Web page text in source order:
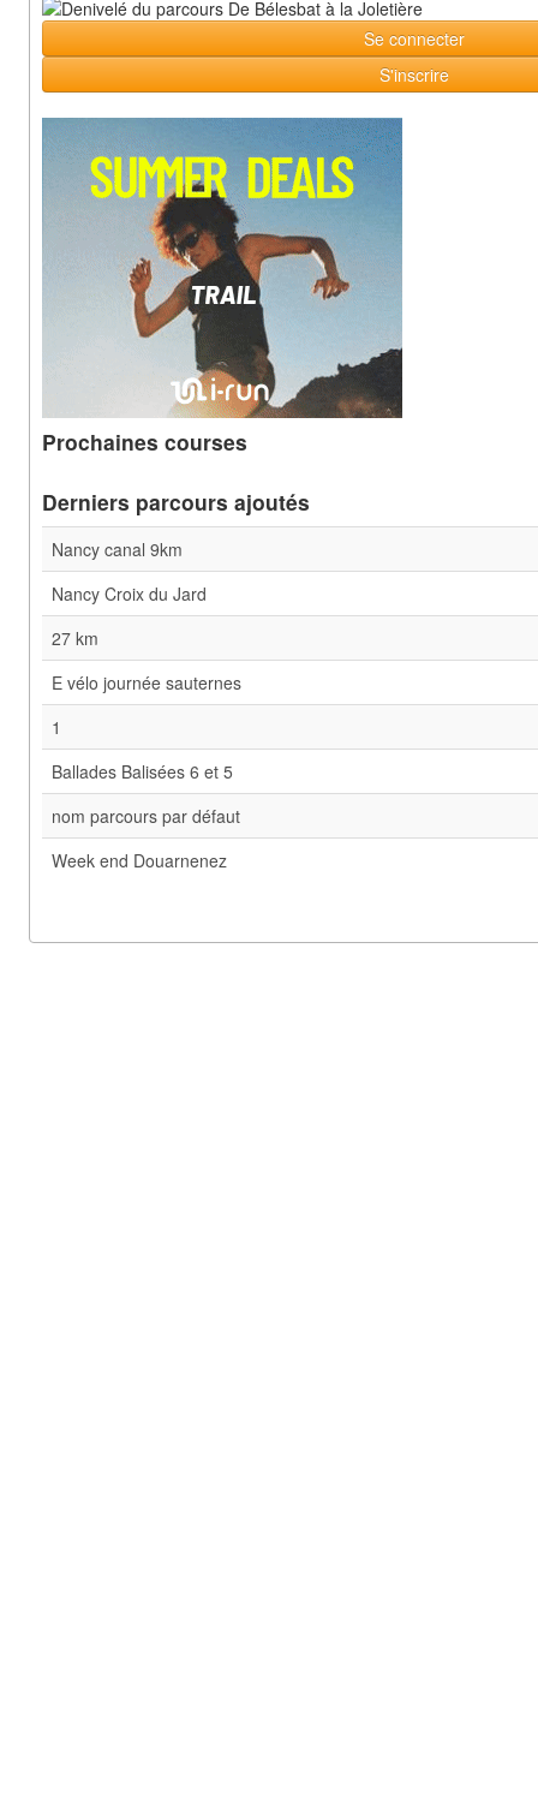
Se connecter
S'inscrire
Prochaines courses
Derniers parcours ajoutés
Nancy canal 9km
Nancy Croix du Jard
27 km
E vélo journée sauternes
1
Ballades Balisées 6 et 5
nom parcours par défaut
Week end Douarnenez